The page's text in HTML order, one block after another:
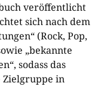
veröffentlicht
sich nach dem
(Rock, Pop,
„bekannte
sodass das
in